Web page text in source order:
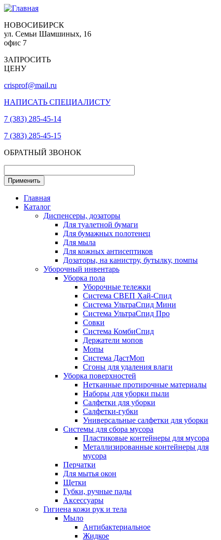
НОВОСИБИРСК
ул. Семьи Шамшиных, 16
офис 7
ЗАПРОСИТЬ
ЦЕНУ
crisprof@mail.ru
НАПИСАТЬ СПЕЦИАЛИСТУ
7 (383) 285-45-14
7 (383) 285-45-15
ОБРАТНЫЙ ЗВОНОК
Главная
Каталог
Диспенсеры, дозаторы
Для туалетной бумаги
Для бумажных полотенец
Для мыла
Для кожных антисептиков
Дозаторы, на канистру, бутылку, помпы
Уборочный инвентарь
Уборка пола
Уборочные тележки
Система СВЕП Хай-Спид
Система УльтраСпид Мини
Система УльтраСпид Про
Совки
Система КомбиСпид
Держатели мопов
Мопы
Система ДастМоп
Сгоны для удаления влаги
Уборка поверхностей
Нетканные протирочные материалы
Наборы для уборки пыли
Салфетки для уборки
Салфетки-губки
Универсальные салфетки для уборки
Системы для сбора мусора
Пластиковые контейнеры для мусора
Металлизированные контейнеры для
мусора
Перчатки
Для мытья окон
Щетки
Губки, ручные пады
Аксессуары
Гигиена кожи рук и тела
Мыло
Антибактериальное
Жидкое